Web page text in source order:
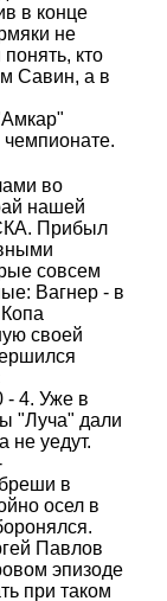
в конце
не
кто
Савин, а в
во
нашей
Прибыл
совсем
Вагнер - в
своей
- 4. Уже в
"Луча" дали
не уедут.
в
осел в
Павлов
эпизоде
при таком